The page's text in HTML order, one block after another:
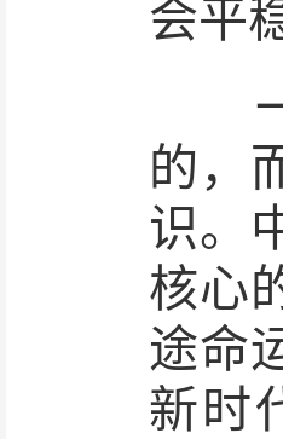
会平
一
的，
识。
核心
途命
新时